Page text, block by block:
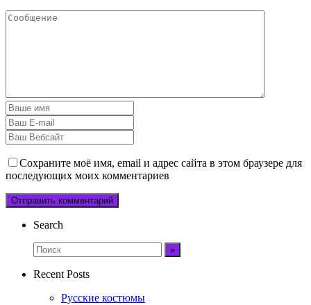
Сохраните моё имя, email и адрес сайта в этом браузере для
последующих моих комментариев
Search
Recent Posts
Русские костюмы